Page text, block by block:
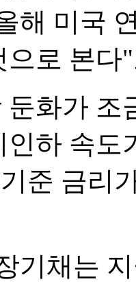
해 미국
으로 본다
둔화가 조
인하 속도
준 금리
기채는